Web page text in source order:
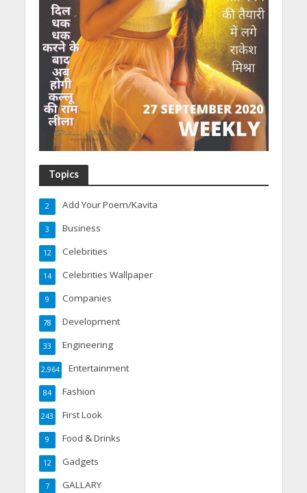
Topics
Add Your Poem/Kavita
2
Business
3
Celebrities
12
Celebrities Wallpaper
14
Companies
9
Development
78
Engineering
33
Entertainment
2,964
Fashion
84
First Look
243
Food & Drinks
9
Gadgets
12
GALLARY
7